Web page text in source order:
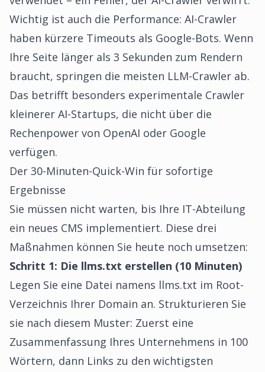
Wichtig ist auch die Performance: AI-Crawler
haben kürzere Timeouts als Google-Bots. Wenn
Ihre Seite länger als 3 Sekunden zum Rendern
braucht, springen die meisten LLM-Crawler ab.
Das betrifft besonders experimentale Crawler
kleinerer AI-Startups, die nicht über die
Rechenpower von OpenAI oder Google
verfügen.
Der 30-Minuten-Quick-Win für sofortige
Ergebnisse
Sie müssen nicht warten, bis Ihre IT-Abteilung
ein neues CMS implementiert. Diese drei
Maßnahmen können Sie heute noch umsetzen:
Schritt 1: Die llms.txt erstellen (10 Minuten)
Legen Sie eine Datei namens llms.txt im Root-
Verzeichnis Ihrer Domain an. Strukturieren Sie
sie nach diesem Muster: Zuerst eine
Zusammenfassung Ihres Unternehmens in 100
Wörtern, dann Links zu den wichtigsten